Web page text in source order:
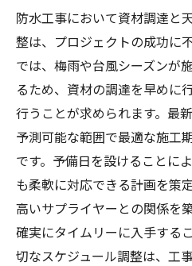
防水工事において資材調達と
整は、プロジェクトの成功に
では、梅雨や台風シーズンが
るため、資材の調達を早めに
行うことが求められます。最
予測可能な範囲で最適な施工
です。予備日を設けることに
も柔軟に対応できる計画を策
高いサプライヤーとの関係を
確実にタイムリーに入手する
切なスケジュール調整は、工